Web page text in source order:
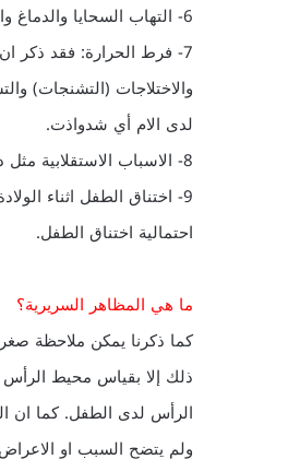
6- التهاب السحايا والدماغ والذي يمكن تحاشيه باخذ التطعيمات واتباع نظام التطعيمات واستعمالها قبل السنتين.
7- فرط الحرارة: فقد ذكر
والاختلاجات (التشنجات)
لدى الام أي شدواذت.
8- الاسباب الاستقلابية مثل داء السكري عند الام او فرط مادة فنيل ألانين الدم عند الأم.
9- اختناق الطفل اثناء
احتمالية اختناق الطفل.
ما هي المظاهر السريرية؟
كما ذكرنا يمكن ملاحظة
ذلك إلا بقياس محيط الرأس
الرأس لدى الطفل. كما ان
ولم يتضح السبب او